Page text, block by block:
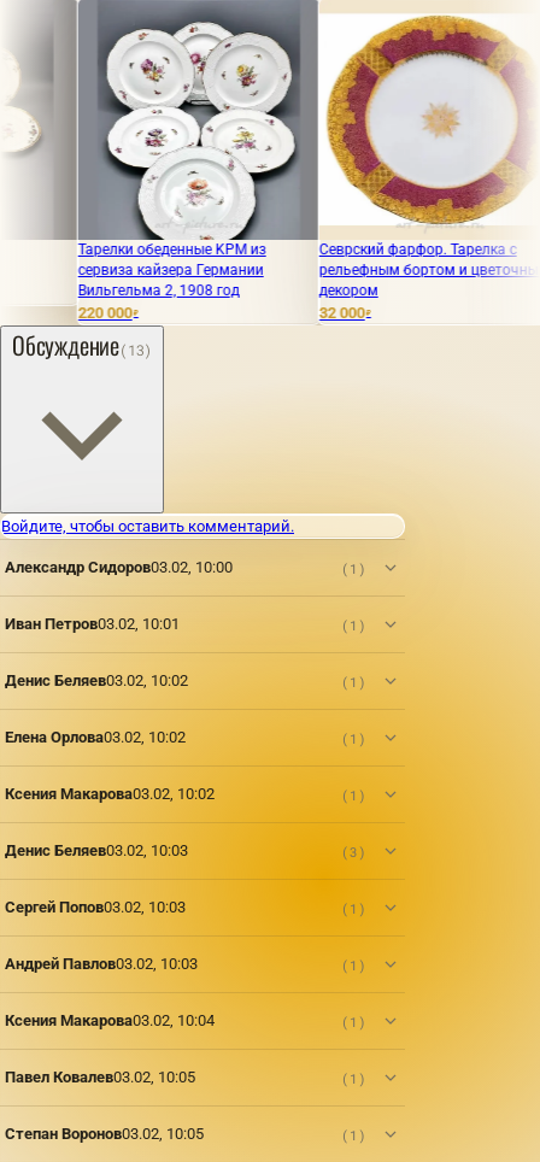
обеденные KPM из
кайзера Германии
2, 1908 год
000
Севрский фарфор. Тарелка с
рельефным бортом и цветочным
декором
ФАРФОР
Обсуждение(13)
Войдите, чтобы оставить комментарий.
Александр Сидоров03.02, 10:00 (1)
Иван Петров03.02, 10:01 (1)
Денис Беляев03.02, 10:02 (1)
Елена Орлова03.02, 10:02 (1)
Ксения Макарова03.02, 10:02 (1)
Денис Беляев03.02, 10:03 (3)
Сергей Попов03.02, 10:03 (1)
Андрей Павлов03.02, 10:03 (1)
Ксения Макарова03.02, 10:04 (1)
Павел Ковалев03.02, 10:05 (1)
Степан Воронов03.02, 10:05 (1)